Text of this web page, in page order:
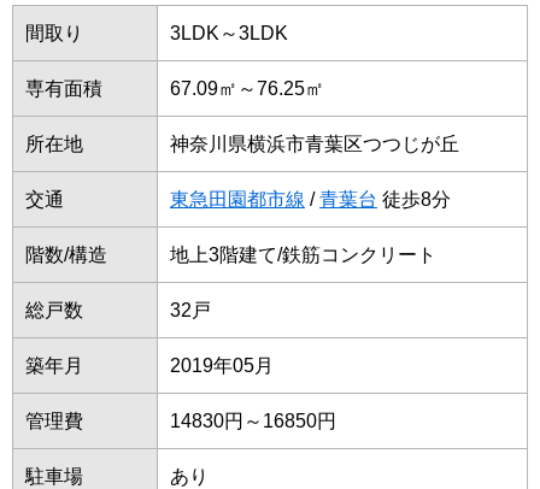
間取り 3LDK～3LDK
専有面積 67.09㎡～76.25㎡
所在地 神奈川県横浜市青葉区つつじが丘
交通 東急田園都市線 /青葉台 徒歩8分
階数/構造 地上3階建て/鉄筋コンクリート
総戸数 32戸
築年月 2019年05月
管理費 14830円～16850円
駐車場 あり